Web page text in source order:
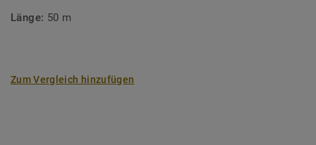
Länge: 50 m
Zum Vergleich hinzufügen